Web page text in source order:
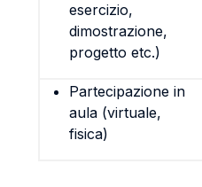
esercizio,
dimostrazione,
progetto etc.)
Partecipazione in
aula (virtuale,
fisica)